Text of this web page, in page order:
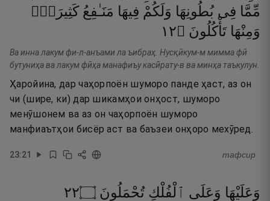
مِّمَّا فِى بُطُونِهَا وَلَكُمْ فِيهَا مَنَـٰفِعُ كَثِيرَةٌۭ
وَمِنْهَا تَأْكُلُونَ ۝٢١
Ва инна лакум фи-л-анъами ла ъибраҳ. Нусқӣкум-м мимма фӣ
бутуниҳа ва лакум фӣҳа манафиъу касӣрату-в ва минҳа таъкулун.
Ҳаройина, дар чаҳорпоён шуморо панде ҳаст, аз он
чи (шире, ки) дар шикамҳои онҳост, шуморо
менӯшонем ва аз он чаҳорпоён шуморо
манфиаътҳои бисёр аст ва баъзеи онҳоро мехӯред.
23:21 тафсир
وَعَلَيْهَا وَعَلَى ٱلْفُلْكِ تُحْمَلُونَ ۝٢٢